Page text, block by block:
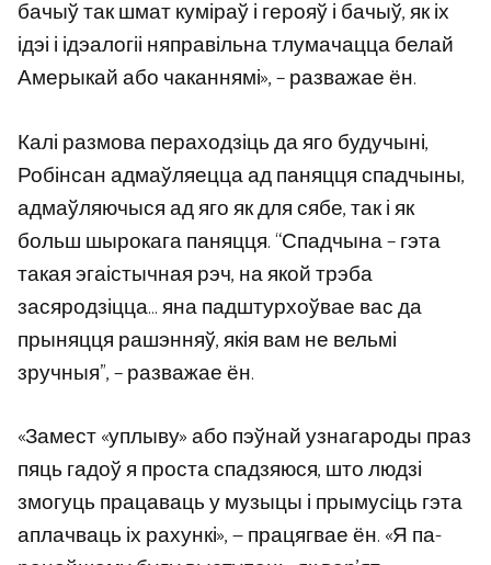
бачыў так шмат куміраў і герояў і бачыў, як іх
ідэі і ідэалогіі няправільна тлумачацца белай
Амерыкай або чаканнямі», – разважае ён.
Калі размова пераходзіць да яго будучыні,
Робінсан адмаўляецца ад паняцця спадчыны,
адмаўляючыся ад яго як для сябе, так і як
больш шырокага паняцця. “Спадчына – гэта
такая эгаістычная рэч, на якой трэба
засяродзіцца… яна падштурхоўвае вас да
прыняцця рашэнняў, якія вам не вельмі
зручныя”, – разважае ён.
«Замест «уплыву» або пэўнай узнагароды праз
пяць гадоў я проста спадзяюся, што людзі
змогуць працаваць у музыцы і прымусіць гэта
аплачваць іх рахункі», — працягвае ён. «Я па-